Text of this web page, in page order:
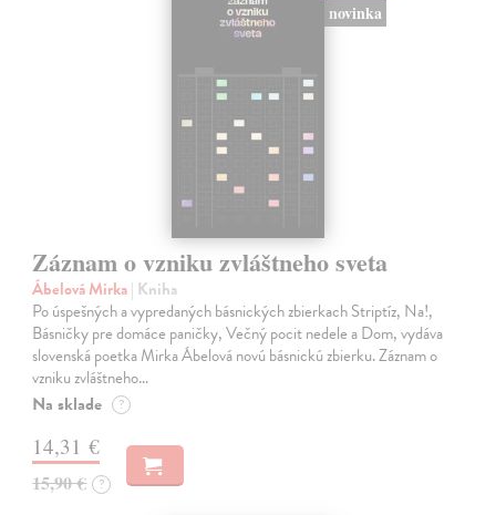
novinka
Záznam o vzniku zvláštneho sveta
Ábelová Mirka| Kniha
Po úspešných a vypredaných básnických zbierkach Striptíz, Na!,
Básničky pre domáce paničky, Večný pocit nedele a Dom, vydáva
slovenská poetka Mirka Ábelová novú básnickú zbierku. Záznam o
vzniku zvláštneho…
Na sklade ?
14,31 €
15,90 € ?